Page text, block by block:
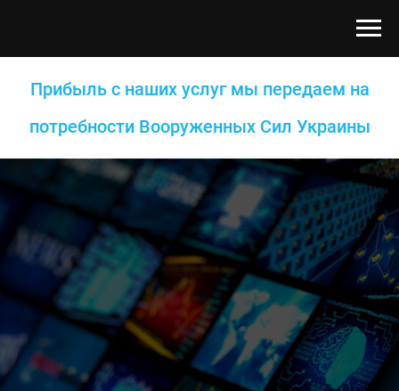
Прибыль с наших услуг мы передаем на
потребности Вооруженных Сил Украины